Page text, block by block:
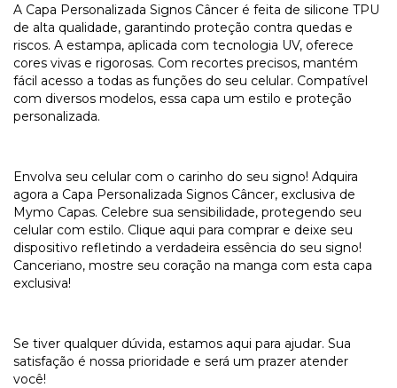
A Capa Personalizada Signos Câncer é feita de silicone TPU
de alta qualidade, garantindo proteção contra quedas e
riscos. A estampa, aplicada com tecnologia UV, oferece
cores vivas e rigorosas. Com recortes precisos, mantém
fácil acesso a todas as funções do seu celular. Compatível
com diversos modelos, essa capa um estilo e proteção
personalizada.
Envolva seu celular com o carinho do seu signo! Adquira
agora a Capa Personalizada Signos Câncer, exclusiva de
Mymo Capas. Celebre sua sensibilidade, protegendo seu
celular com estilo. Clique aqui para comprar e deixe seu
dispositivo refletindo a verdadeira essência do seu signo!
Canceriano, mostre seu coração na manga com esta capa
exclusiva!
Se tiver qualquer dúvida, estamos aqui para ajudar. Sua
satisfação é nossa prioridade e será um prazer atender
você!